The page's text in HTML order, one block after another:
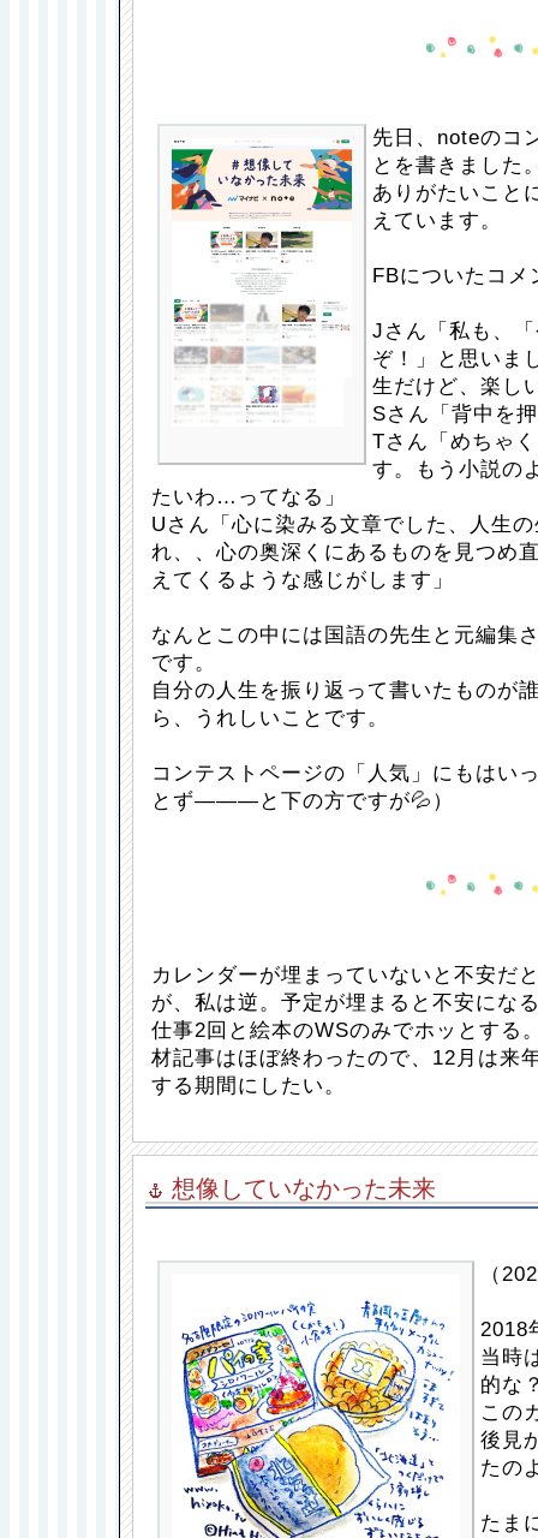
先日、noteのコ
とを書きました
ありがたいこと
えています。
FBについたコメ
Jさん「私も、
ぞ！」と思いま
生だけど、楽し
Sさん「背中を
Tさん「めちゃ
す。もう小説の
たいわ…ってなる」
Uさん「心に染みる文章でした、人生
れ、、心の奥深くにあるものを見つめ
えてくるような感じがします」
なんとこの中には国語の先生と元編集
です。
自分の人生を振り返って書いたものが
ら、うれしいことです。
コンテストページの「人気」にもはい
とず―――と下の方ですが💦）
カレンダーが埋まっていないと不安だ
が、私は逆。予定が埋まると不安にな
仕事2回と絵本のWSのみでホッとする
材記事はほぼ終わったので、12月は来
する期間にしたい。
想像していなかった未来
（
2018
当時
的な
この
後見
たの
たま